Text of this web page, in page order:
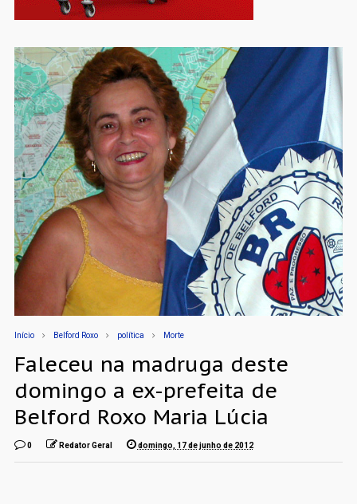
Início Belford Roxo política Morte
Faleceu na madruga deste
domingo a ex-prefeita de
Belford Roxo Maria Lúcia
0 Redator Geral domingo, 17 de junho de 2012